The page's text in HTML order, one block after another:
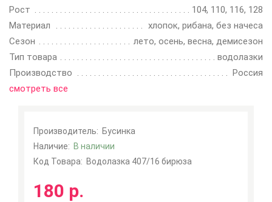
Рост
104, 110, 116, 128
Материал
хлопок, рибана, без начеса
Сезон
лето, осень, весна, демисезон
Тип товара
водолазки
Производство
Россия
смотреть все
Производитель: Бусинка
Наличие: В наличии
Код Товара: Водолазка 407/16 бирюза
180 р.